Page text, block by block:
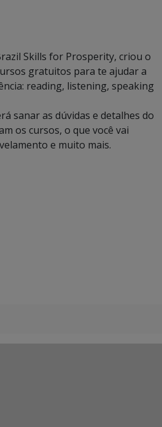
Skills for Prosperity, criou o
gratuitos para te ajudar a
reading, listening, speaking
sanar as dúvidas e detalhes do
os cursos, o que você vai
e muito mais.